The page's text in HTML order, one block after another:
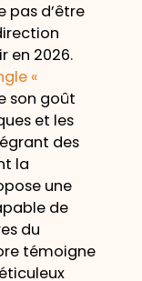
pas d’être
en 2026.
«
son goût
et les
des
la
une
de
du
témoigne